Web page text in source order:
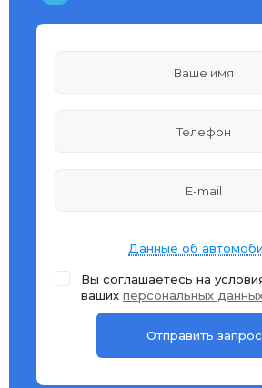
Данные об
Вы соглашаетесь на
ваших персональных